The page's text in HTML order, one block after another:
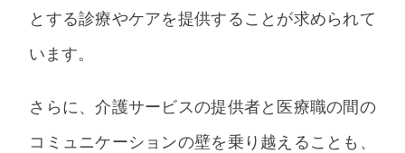
とする診療やケアを提供することが求められて
います。
さらに、介護サービスの提供者と医療職の間の
コミュニケーションの壁を乗り越えることも、